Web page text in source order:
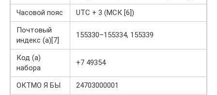
Часовой пояс
UTC + 3 (МСК [6])
Почтовый
индекс (а)[7]
155330–155334, 155339
Код (а)
набора
+7 49354
ОКТМО Я БЫ
24703000001